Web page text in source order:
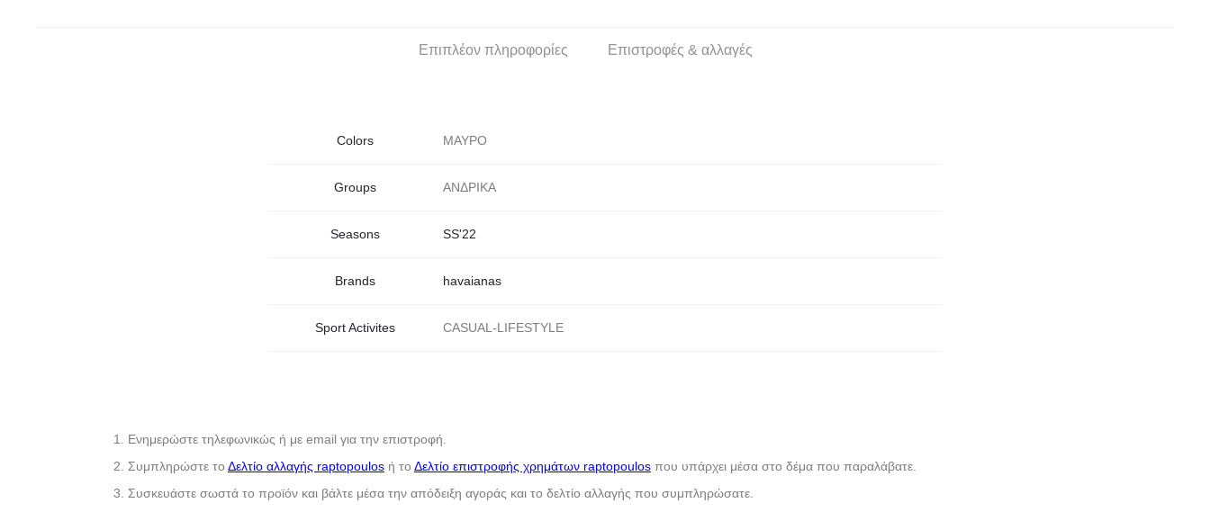
Επιπλέον πληροφορίες Επιστροφές & αλλαγές
Colors ΜΑΥΡΟ
Groups ΑΝΔΡΙΚΑ
Seasons SS'22
Brands havaianas
Sport Activites CASUAL-LIFESTYLE
Ενημερώστε τηλεφωνικώς ή με email για την επιστροφή.
Συμπληρώστε το Δελτίο αλλαγής raptopoulos ή το Δελτίο επιστροφής χρημάτων raptopoulos που υπάρχει μέσα στο δέμα που παραλάβατε.
Συσκευάστε σωστά το προϊόν και βάλτε μέσα την απόδειξη αγοράς και το δελτίο αλλαγής που συμπληρώσατε.